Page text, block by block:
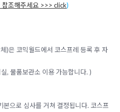
참조해주세요 >>> click)
)은 코믹월드에서 코스프레 등록 후 자
, 물품보관소 이용 가능합니다. )
으로 심사를 거쳐 결정됩니다. 코스프